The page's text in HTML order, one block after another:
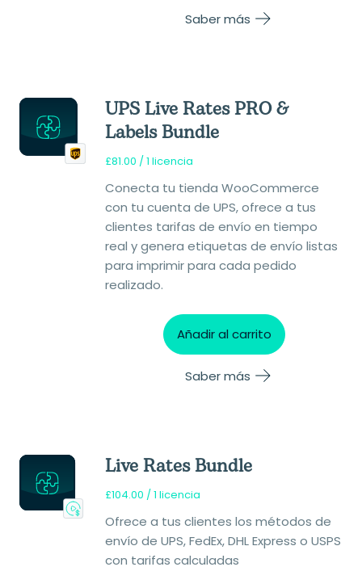
Saber más
UPS Live Rates PRO &
Labels Bundle
£81.00 / 1 licencia
Conecta tu tienda WooCommerce
con tu cuenta de UPS, ofrece a tus
clientes tarifas de envío en tiempo
real y genera etiquetas de envío listas
para imprimir para cada pedido
realizado.
Añadir al carrito
Saber más
Live Rates Bundle
£104.00 / 1 licencia
Ofrece a tus clientes los métodos de
envío de UPS, FedEx, DHL Express o USPS
con tarifas calculadas